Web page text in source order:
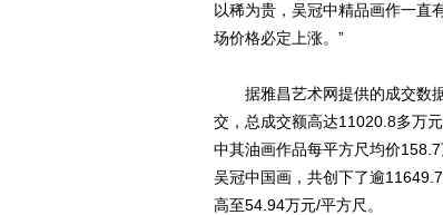
以稀为贵，吴冠中精品画作一直
场价格必定上涨。”
据雅昌艺术网提供的成交数据
交，总成交额高达11020.8多万
中其油画作品每平方尺均价
吴冠中国画，共创下了逾
高至54.94万元/平方尺。